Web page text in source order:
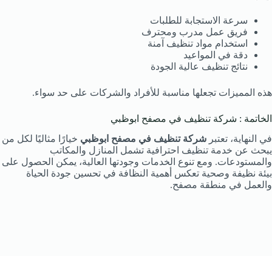
سرعة الاستجابة للطلبات
فريق عمل مدرب ومحترف
استخدام مواد تنظيف آمنة
دقة في المواعيد
نتائج تنظيف عالية الجودة
هذه المميزات تجعلها مناسبة للأفراد والشركات على حد سواء.
الخاتمة : شركة تنظيف في مصفح ابوظبي
في النهاية، تعتبر شركة تنظيف في مصفح ابوظبي خيارًا مثاليًا لكل من
يبحث عن خدمة تنظيف احترافية تشمل المنازل والمكاتب
والمستودعات. ومع تنوع الخدمات وجودتها العالية، يمكن الحصول على
بيئة نظيفة وصحية تعكس أهمية النظافة في تحسين جودة الحياة
والعمل في منطقة مصفح.